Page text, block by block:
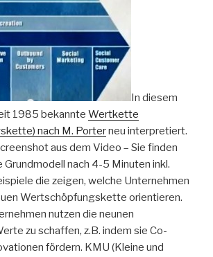
In diesem
1985 bekannte Wertkette
nach M. Porterneu interpretiert.
aus dem Video – Sie finden
nach 4-5 Minuten inkl.
die zeigen, welche Unternehmen
Wertschöpfungskette orientieren.
nutzen die neunen
zu schaffen, z.B. indem sie Co-
fördern. KMU (Kleine und